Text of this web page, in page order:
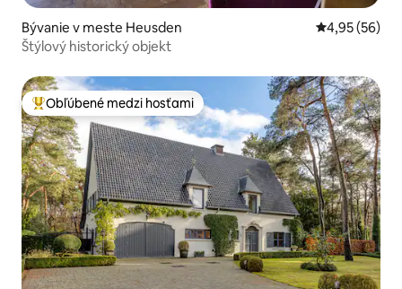
Bývanie v meste Heusden Priemerné
4,95 (56)
Štýlový historický objekt
Najobľúbenejšie medzi hosťami
Obľúbené medzi hosťami